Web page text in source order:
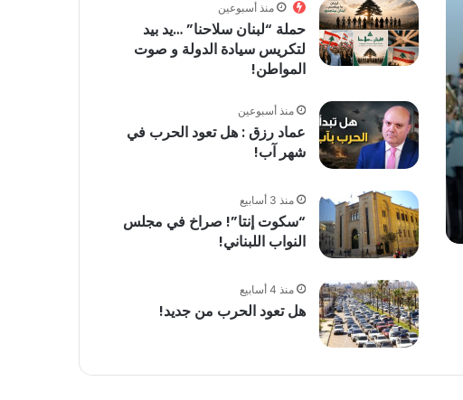
منذ أسبوعين
حملة “لبنان سلاحنا” …يد بيد
لتكريس سيادة الدولة و صوت
المواطن!
منذ أسبوعين
عماد رزق : هل تعود الحرب في
شهر آب!
منذ 3 أسابيع
“سكوت إنتا”! صراخ في مجلس
النواب اللبناني!
منذ 4 أسابيع
هل تعود الحرب من جديد!